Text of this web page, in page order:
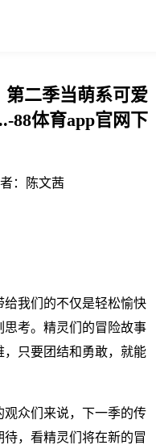
第二季当萌系可爱
88体育app官网下
：
陈文茜
给我们的不仅是轻松愉快
考。精灵们的冒险故事
只要团结和勇敢，就能
众们来说，下一季的传
，看精灵们将在新的冒